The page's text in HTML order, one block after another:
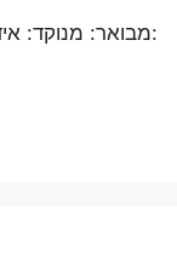
מבואר: מנוקד: אידיש: אנגלית: ספרדית: איטלקית: פורטוגזית: